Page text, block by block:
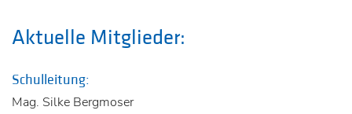
Aktuelle Mitglieder:
Schulleitung:
Mag. Silke Bergmoser